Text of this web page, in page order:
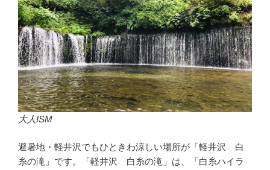
大人ISM
避暑地・軽井沢でもひときわ涼しい場所が「軽井沢 白
糸の滝」です。「軽井沢 白糸の滝」は、「白糸ハイラ